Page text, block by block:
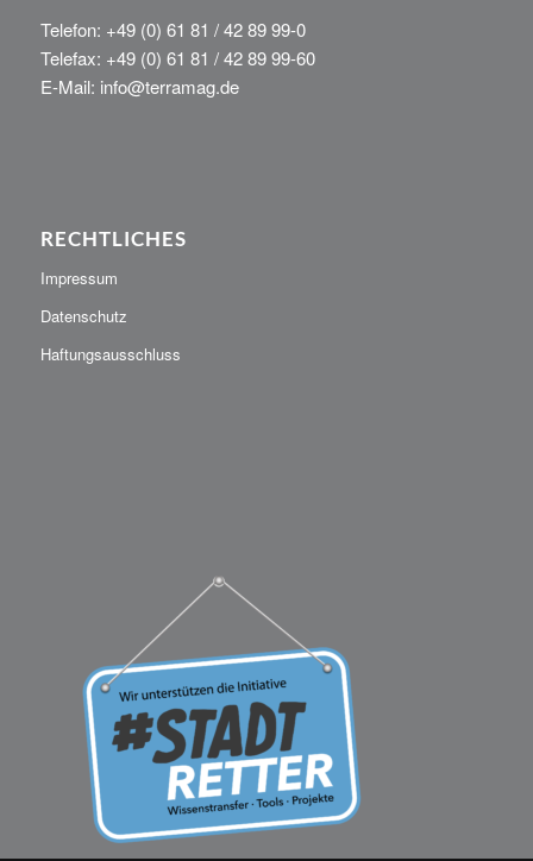
Telefon: +49 (0) 61 81 / 42 89 99-0
Telefax: +49 (0) 61 81 / 42 89 99-60
E-Mail: info@terramag.de
RECHTLICHES
Impressum
Datenschutz
Haftungsausschluss